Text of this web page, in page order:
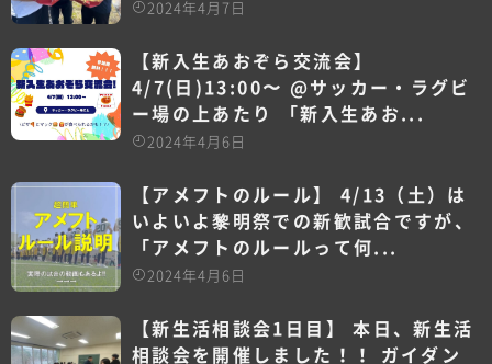
2024年4月7日
【新入生あおぞら交流会️】
4/7(日)13:00〜 @サッカー・ラグビ
ー場の上あたり 「新入生あお...
2024年4月6日
【アメフトのルール️】 4/13（土）は
いよいよ黎明祭での新歓試合ですが、
「アメフトのルールって何...
2024年4月6日
【新生活相談会1日目】 本日、新生活
相談会を開催しました！！ ガイダン